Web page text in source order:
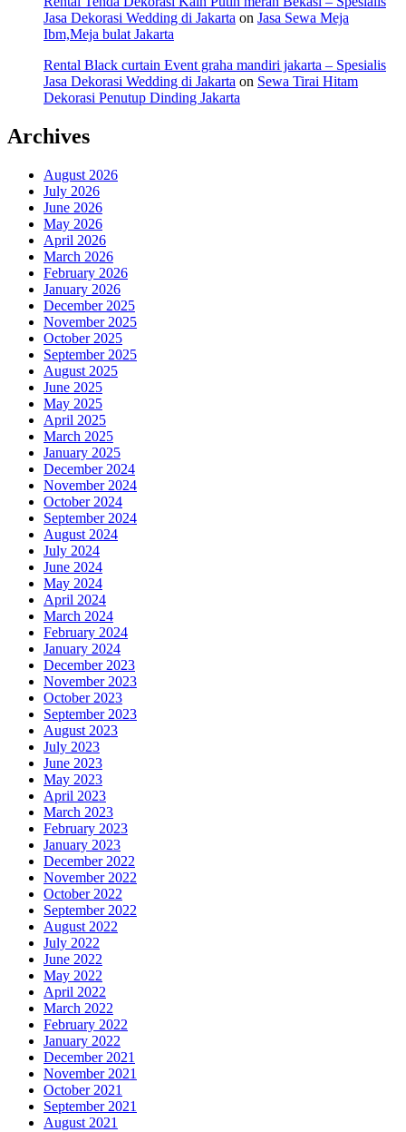
Jasa Dekorasi Wedding di Jakarta on Jasa Sewa Meja
Ibm,Meja bulat Jakarta
Rental Black curtain Event graha mandiri jakarta – Spesialis
Jasa Dekorasi Wedding di Jakarta on Sewa Tirai Hitam
Dekorasi Penutup Dinding Jakarta
Archives
August 2026
July 2026
June 2026
May 2026
April 2026
March 2026
February 2026
January 2026
December 2025
November 2025
October 2025
September 2025
August 2025
June 2025
May 2025
April 2025
March 2025
January 2025
December 2024
November 2024
October 2024
September 2024
August 2024
July 2024
June 2024
May 2024
April 2024
March 2024
February 2024
January 2024
December 2023
November 2023
October 2023
September 2023
August 2023
July 2023
June 2023
May 2023
April 2023
March 2023
February 2023
January 2023
December 2022
November 2022
October 2022
September 2022
August 2022
July 2022
June 2022
May 2022
April 2022
March 2022
February 2022
January 2022
December 2021
November 2021
October 2021
September 2021
August 2021